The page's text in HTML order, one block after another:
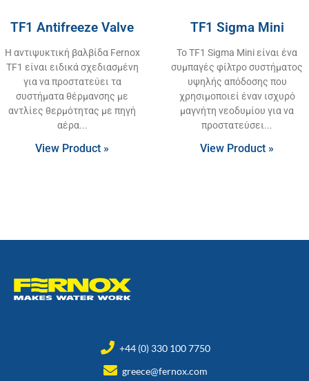
TF1 Antifreeze Valve
Η αντιψυκτική βαλβίδα Fernox
TF1 είναι ειδικά σχεδιασμένη
για να προστατεύει τα
συστήματα θέρμανσης με
αντλίες θερμότητας με πηγή
αέρα
View Product »
TF1 Sigma Mini
Το TF1 Sigma Mini είναι ένα
συμπαγές φίλτρο συστήματος
υψηλής απόδοσης που
χρησιμοποιεί έναν ισχυρό
μαγνήτη νεοδυμίου για να
προστατεύσει
View Product »
+44 (0) 330 100 7750
greece@fernox.com